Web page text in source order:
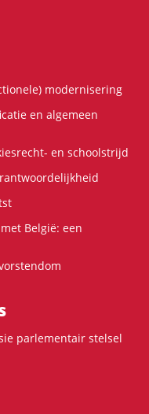
modernisering
en algemeen
en schoolstrijd
België: een
parlementair stelsel